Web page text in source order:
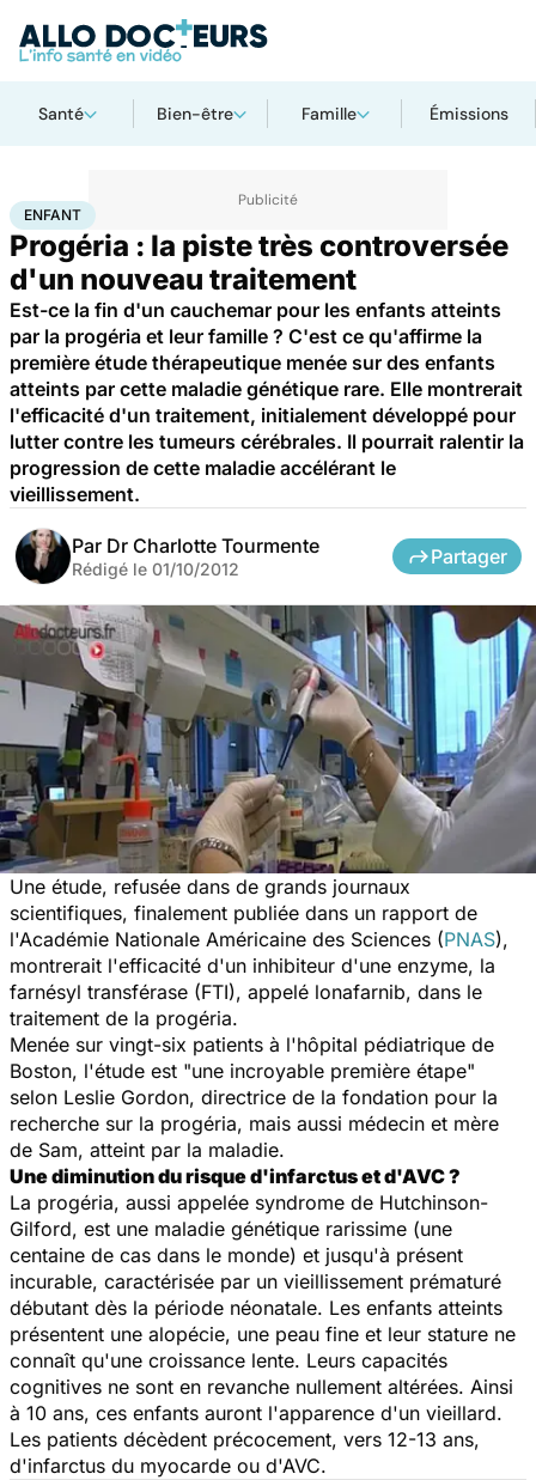
Santé Bien-être Famille Émissions
AccueilFamille
ENFANT
Progéria : la piste très controversée
d'un nouveau traitement
Est-ce la fin d'un cauchemar pour les enfants atteints
par la progéria et leur famille ? C'est ce qu'affirme la
première étude thérapeutique menée sur des enfants
atteints par cette maladie génétique rare. Elle montrerait
l'efficacité d'un traitement, initialement développé pour
lutter contre les tumeurs cérébrales. Il pourrait ralentir la
progression de cette maladie accélérant le
vieillissement.
Par Dr Charlotte Tourmente
Rédigé le 01/10/2012
Partager
Une étude, refusée dans de grands journaux
scientifiques, finalement publiée dans un rapport de
l'Académie Nationale Américaine des Sciences (PNAS),
montrerait l'efficacité d'un inhibiteur d'une enzyme, la
farnésyl transférase (FTI), appelé lonafarnib, dans le
traitement de la progéria.
Menée sur vingt-six patients à l'hôpital pédiatrique de
Boston, l'étude est "une incroyable première étape"
selon Leslie Gordon, directrice de la fondation pour la
recherche sur la progéria, mais aussi médecin et mère
de Sam, atteint par la maladie.
Une diminution du risque d'infarctus et d'AVC ?
La progéria, aussi appelée syndrome de Hutchinson-
Gilford, est une maladie génétique rarissime (une
centaine de cas dans le monde) et jusqu'à présent
incurable, caractérisée par un vieillissement prématuré
débutant dès la période néonatale. Les enfants atteints
présentent une alopécie, une peau fine et leur stature ne
connaît qu'une croissance lente. Leurs capacités
cognitives ne sont en revanche nullement altérées. Ainsi
à 10 ans, ces enfants auront l'apparence d'un vieillard.
Les patients décèdent précocement, vers 12-13 ans,
d'infarctus du myocarde ou d'AVC.